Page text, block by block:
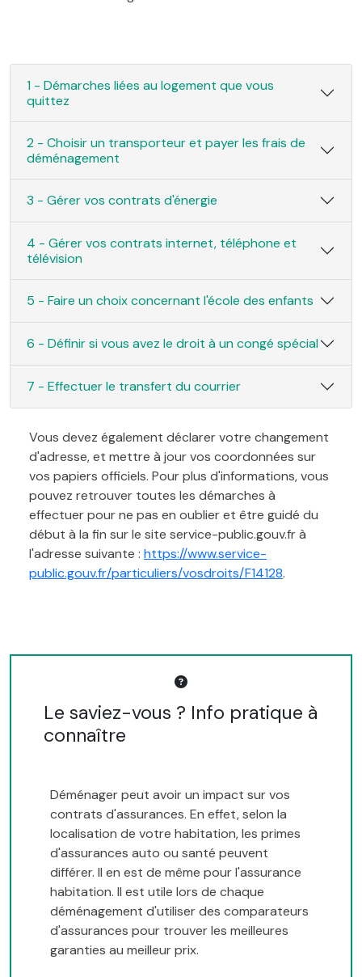
1 - Démarches liées au logement que vous
quittez
2 - Choisir un transporteur et payer les frais de
déménagement
3 - Gérer vos contrats d'énergie
4 - Gérer vos contrats internet, téléphone et
télévision
5 - Faire un choix concernant l'école des enfants
6 - Définir si vous avez le droit à un congé spécial
7 - Effectuer le transfert du courrier
Vous devez également déclarer votre changement
d'adresse, et mettre à jour vos coordonnées sur
vos papiers officiels. Pour plus d'informations, vous
pouvez retrouver toutes les démarches à
effectuer pour ne pas en oublier et être guidé du
début à la fin sur le site service-public.gouv.fr à
l'adresse suivante : https://www.service-
public.gouv.fr/particuliers/vosdroits/F14128.
Le saviez-vous ? Info pratique à
connaître
Déménager peut avoir un impact sur vos
contrats d'assurances. En effet, selon la
localisation de votre habitation, les primes
d'assurances auto ou santé peuvent
différer. Il en est de même pour l'assurance
habitation. Il est utile lors de chaque
déménagement d'utiliser des comparateurs
d'assurances pour trouver les meilleures
garanties au meilleur prix.